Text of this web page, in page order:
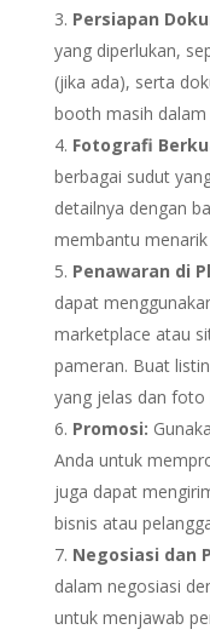
Persiapan
yang diperlukan,
(jika ada), serta
booth masih dalam
Fotografi
berbagai sudut
detailnya dengan
membantu
Penawaran di
dapat
marketplace atau
pameran. Buat
yang jelas dan
Promosi:
Anda untuk
juga dapat
bisnis atau
Negosiasi dan
dalam negosiasi
untuk menjawab